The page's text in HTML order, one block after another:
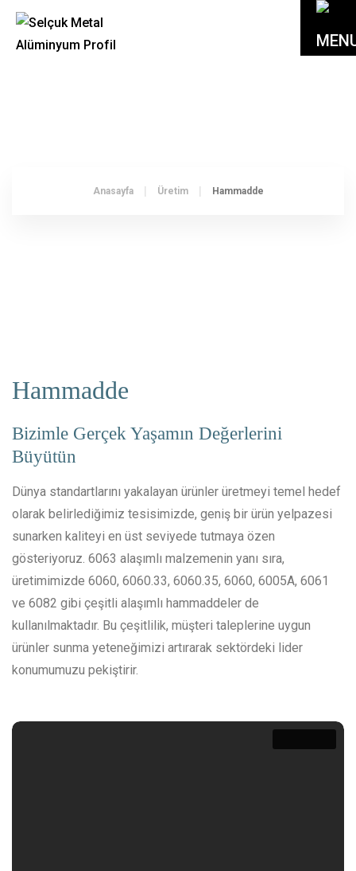
Anasayfa Üretim Hammadde
Hammadde
Bizimle Gerçek Yaşamın Değerlerini
Büyütün
Dünya standartlarını yakalayan ürünler üretmeyi temel hedef
olarak belirlediğimiz tesisimizde, geniş bir ürün yelpazesi
sunarken kaliteyi en üst seviyede tutmaya özen
gösteriyoruz. 6063 alaşımlı malzemenin yanı sıra,
üretimimizde 6060, 6060.33, 6060.35, 6060, 6005A, 6061
ve 6082 gibi çeşitli alaşımlı hammaddeler de
kullanılmaktadır. Bu çeşitlilik, müşteri taleplerine uygun
ürünler sunma yeteneğimizi artırarak sektördeki lider
konumumuzu pekiştirir.